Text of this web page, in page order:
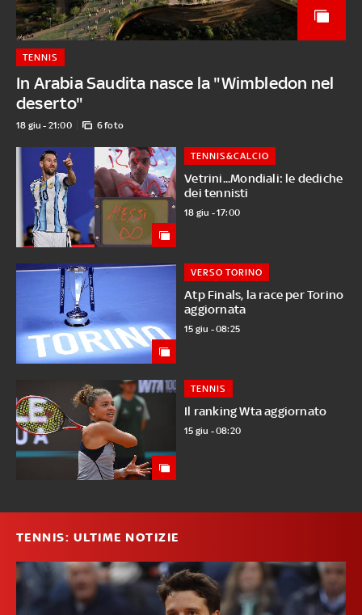
In Arabia Saudita nasce la "Wimbledon nel
deserto"
TENNIS
18 giu - 21:00 6 foto
Vetrini...Mondiali: le dediche
dei tennisti
TENNIS&CALCIO
18 giu - 17:00
Atp Finals, la race per Torino
aggiornata
VERSO TORINO
15 giu - 08:25
Il ranking Wta aggiornato
TENNIS
15 giu - 08:20
TENNIS: ULTIME NOTIZIE